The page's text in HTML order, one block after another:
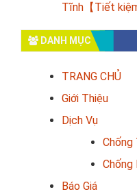
Tĩnh【Tiết
DANH MỤC
TRANG CHỦ
Giới Thiệu
Dịch Vụ
Chống
Chống
Báo Giá